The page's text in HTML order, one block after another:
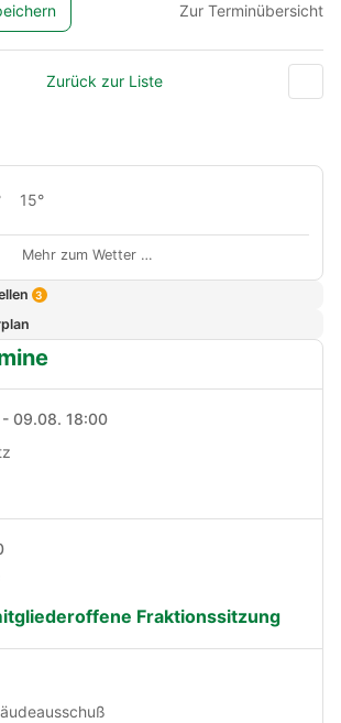
Zur Terminübersicht
Zurück zur Liste
15°
Mehr zum Wetter …
3
09.08. 18:00
Fraktionssitzung